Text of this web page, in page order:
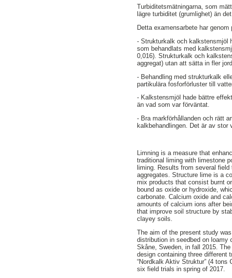
Turbiditetsmätningarna, som
lägre turbiditet (grumlighet) än
Detta examensarbete har
- Strukturkalk och kalkstensmjöl
som behandlats med
0,016). Strukturkalk och
aggregat) utan att sätta in fler
- Behandling med strukturkalk
partikulära fosforförluster till
- Kalkstensmjöl hade bättre
än vad som var förväntat.
- Bra markförhållanden och rätt
kalkbehandlingen. Det är av
Limning is a measure that
traditional liming with limestone
liming. Results from several
aggregates. Structure lime is a
mix products that consist burnt
bound as oxide or hydroxide,
carbonate. Calcium oxide and
amounts of calcium ions after
that improve soil structure by
clayey soils.
The aim of the present study
distribution in seedbed on
Skåne, Sweden, in fall 2015.
design containing three different
“Nordkalk Aktiv Struktur” (4
six field trials in spring of 2017.